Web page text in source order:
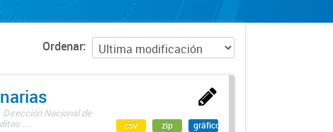
Ordenar
Nacional de
...
csv zip gráfico